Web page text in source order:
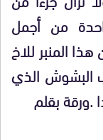
من أجمل
المنبر للاخ
البشوش الذي
.ورقة بقلم